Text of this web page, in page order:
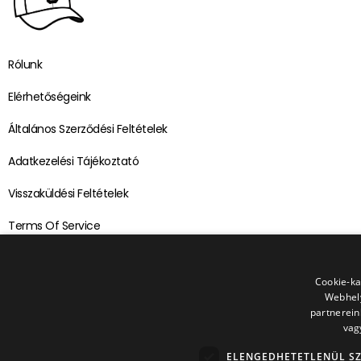
Rólunk
Elérhetőségeink
Általános Szerződési Feltételek
Adatkezelési Tájékoztató
Visszaküldési Feltételek
Terms Of Service
Cookie-
ELENGEDHETETLENÜL